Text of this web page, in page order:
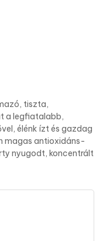
tiszta,
a legfiatalabb,
élénk ízt és gazdag
magas antioxidáns-
nyugodt, koncentrált